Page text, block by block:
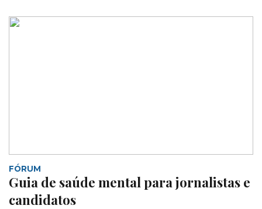
FÓRUM
Guia de saúde mental para jornalistas e
candidatos